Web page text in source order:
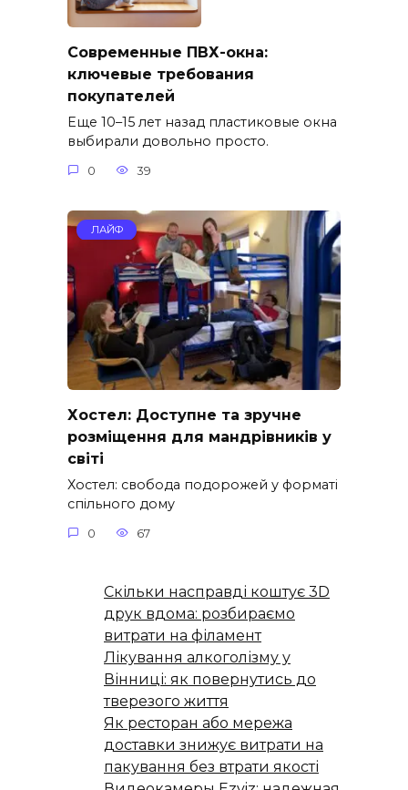
Современные ПВХ-окна:
ключевые требования
покупателей
Еще 10–15 лет назад пластиковые окна
выбирали довольно просто.
0 39
ЛАЙФ
Хостел: Доступне та зручне
розміщення для мандрівників у
світі
Хостел: свобода подорожей у форматі
спільного дому
0 67
Скільки насправді коштує 3D
друк вдома: розбираємо
витрати на філамент
Лікування алкоголізму у
Вінниці: як повернутись до
тверезого життя
Як ресторан або мережа
доставки знижує витрати на
пакування без втрати якості